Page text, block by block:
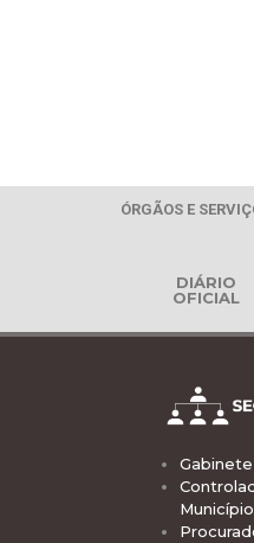
ÓRGÃOS E
DIÁRIO
OFICIAL
Município